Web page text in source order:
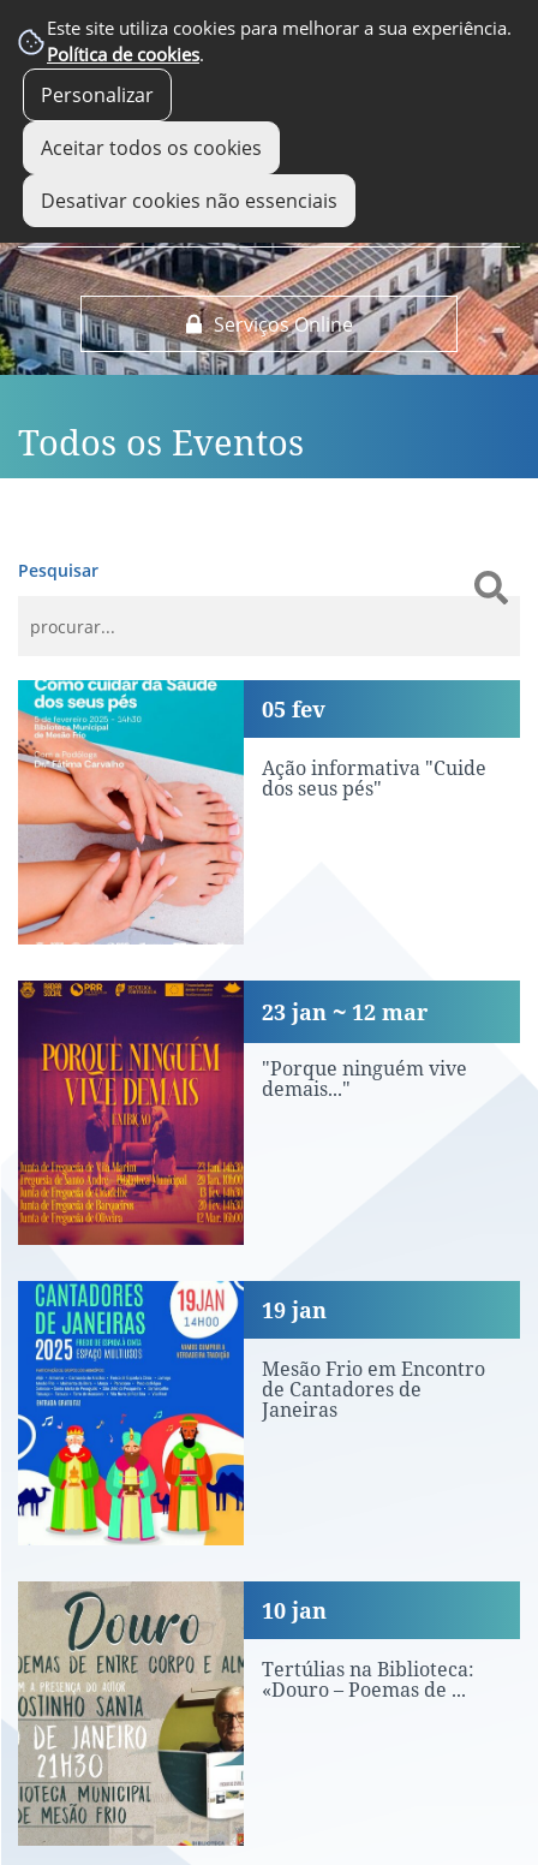
Este site utiliza cookies para melhorar a sua experiência.
Política de cookies.
Personalizar
Aceitar todos os cookies
Desativar cookies não essenciais
Serviços Online
EM DESTAQUE
Todos os Eventos
Pesquisar
Ação informativa "Cuide dos seus pés"
Ação informativa "Cuide
dos seus pés"
05 fev
"Porque ninguém vive demais..."
"Porque ninguém vive
demais..."
23 jan 12 mar
Mesão Frio em Encontro de
Mesão Frio em Encontro
de Cantadores de
Janeiras
19 jan
Tertúlias na Biblioteca: «Douro –
Tertúlias na Biblioteca:
«Douro – Poemas de ...
10 jan